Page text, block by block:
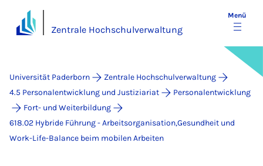
Zentrale Hochschulverwaltung
Menü
Universität Paderborn
Zentrale Hochschulverwaltung
4.5 Personalentwicklung und Justiziariat
Personalentwicklung
Fort- und Weiterbildung
618.02 Hybride Führung - Arbeitsorganisation,Gesundheit und
Work-Life-Balance beim mobilen Arbeiten